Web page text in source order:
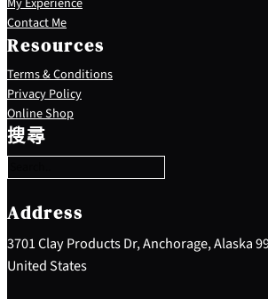
Contact Me
Resources
Terms & Conditions
Privacy Policy
Online Shop
搜尋
S
e
a
c
h
Address
3701 Clay Products Dr, Anchorage, Alaska
United States